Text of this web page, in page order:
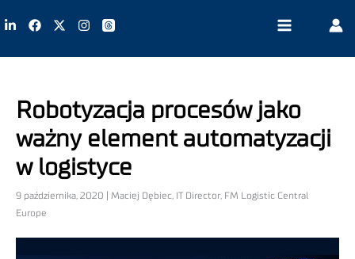
Robotyzacja procesów jako
ważny element automatyzacji
w logistyce
9 października, 2020 | Maciej Dębiec, IT Director, FM Logistic Central
Europe